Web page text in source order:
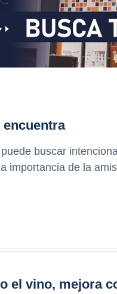
encuentra
buscar
importancia de la
el vino, mejora